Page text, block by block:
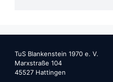
TuS Blankenstein 1970 e. V.
Marxstraße 104
45527 Hattingen